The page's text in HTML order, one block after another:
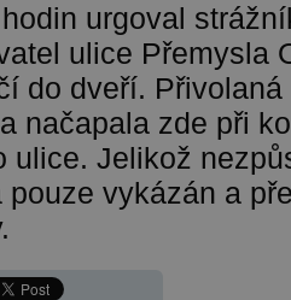
urgoval
ulice Přemysla
do dveří.
načapala zde při
ulice. Jelikož
vykázán a